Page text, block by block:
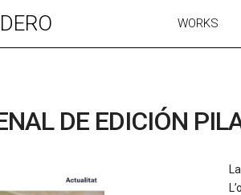
WORKS
DE EDICIÓN
La